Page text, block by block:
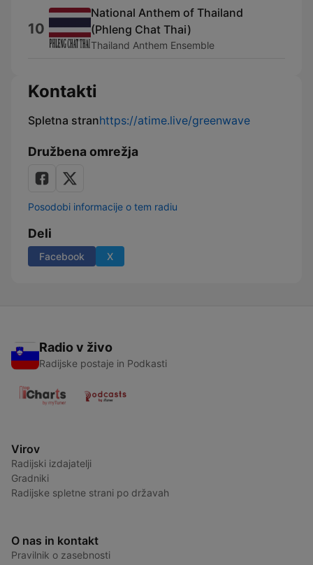
10
National Anthem of Thailand
(Phleng Chat Thai)
Thailand Anthem Ensemble
Kontakti
Spletna stranhttps://atime.live/greenwave
Družbena omrežja
Posodobi informacije o tem radiu
Deli
Facebook X
Radio v živo
Radijske postaje in Podkasti
Virov
Radijski izdajatelji
Gradniki
Radijske spletne strani po državah
O nas in kontakt
Pravilnik o zasebnosti